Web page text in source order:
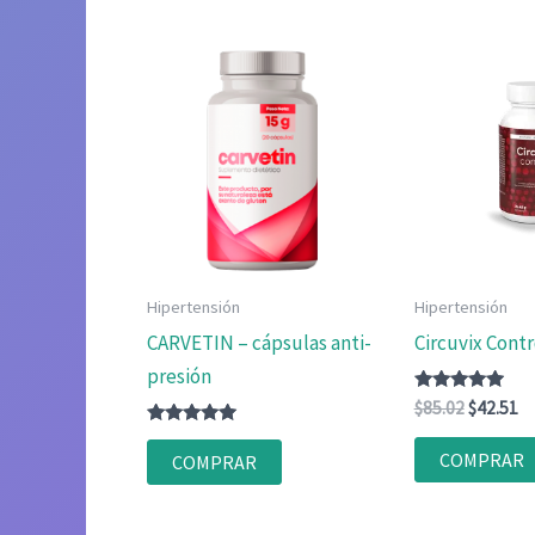
Hipertensión
CARVETIN – cápsulas anti-
presión
Valorado
4.80
de 5
COMPRAR
Hipertensión
Circuvix
Valorado
con
4.80
de 5
$85.02El
original
era:
$42.51
es:
COMPRAR